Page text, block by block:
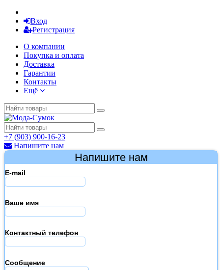
Вход
Регистрация
О компании
Покупка и оплата
Доставка
Гарантии
Контакты
Ещё
+7 (903) 900-16-23
Напишите нам
Напишите нам
E-mail
Ваше имя
Контактный телефон
Сообщение